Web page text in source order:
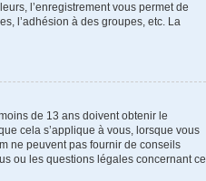
l’enregistrement vous permet de
l’adhésion à des groupes, etc. La
de 13 ans doivent obtenir le
cela s’applique à vous, lorsque vous
ne peuvent pas fournir de conseils
ou les questions légales concernant ce